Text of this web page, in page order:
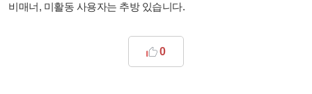
비매너, 미활동 사용자는 추방 있습니다.
0